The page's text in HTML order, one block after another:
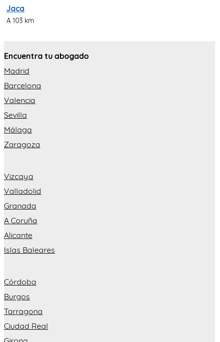
Jaca
A 103 km
Encuentra tu abogado
Madrid
Barcelona
Valencia
Sevilla
Málaga
Zaragoza
Vizcaya
Valladolid
Granada
A Coruña
Alicante
Islas Baleares
Córdoba
Burgos
Tarragona
Ciudad Real